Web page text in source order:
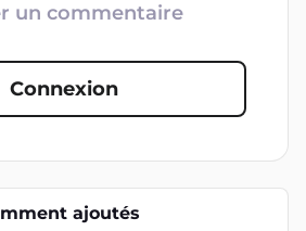
un commentaire
Connexion
ajoutés